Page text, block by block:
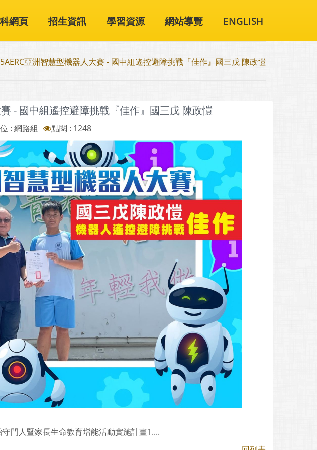
網頁 招生資訊 學習資源 網站導覽 ENGLISH
亞洲智慧型機器人大賽 - 國中組遙控避障挑戰『佳作』國三戊 陳政愷
- 國中組遙控避障挑戰『佳作』國三戊 陳政愷
: 網路組 點閱 : 1248
門人暨家長生命教育增能活動實施計畫1....